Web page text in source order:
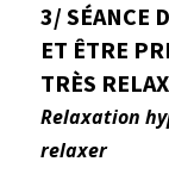
3/ SÉANCE
ET ÊTRE
TRÈS
Relaxation
relaxer